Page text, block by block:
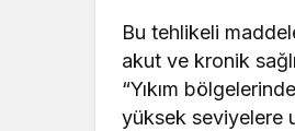
Bu tehlikeli
akut ve kronik
“Yıkım
yüksek seviyelere